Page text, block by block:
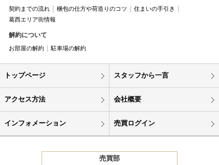
契約までの流れ 梱包の仕方や荷造りのコツ
住まいの手引き
葛西エリア街情報
解約について
お部屋の解約 駐車場の解約
トップページ スタッフから一言
アクセス方法 会社概要
インフォメーション 売買ログイン
売買部